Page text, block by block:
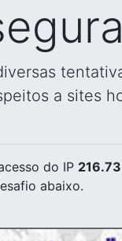
a sites
do IP
abaixo.